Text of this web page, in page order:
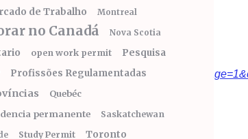
de Trabalho Montreal
no Canadá Nova Scotia
open work permit Pesquisa
Profissões Regulamentadas
Quebéc
permanente
Saskatchewan
Study Permit Toronto